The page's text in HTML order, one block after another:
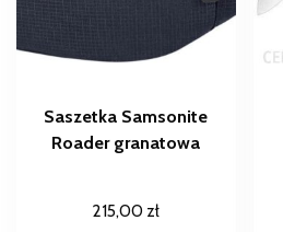
Saszetka Samsonite
Roader granatowa
215,00 zł